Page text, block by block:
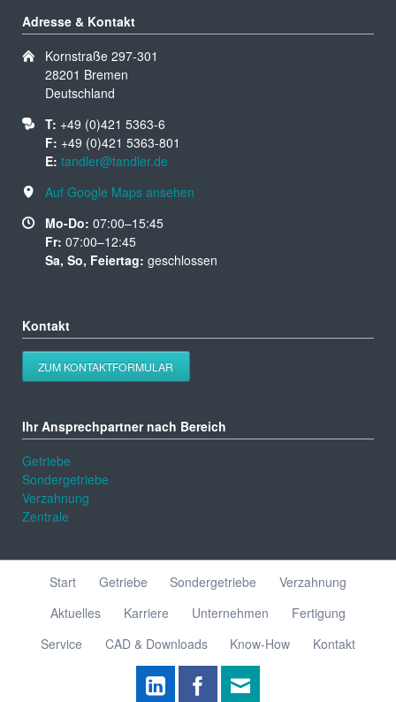
Adresse & Kontakt
Kornstraße 297-301
28201 Bremen
Deutschland
T: +49 (0)421 5363-6
F: +49 (0)421 5363-801
E: tandler@tandler.de
Auf Google Maps ansehen
Mo-Do: 07:00–15:45
Fr: 07:00–12:45
Sa, So, Feiertag: geschlossen
Kontakt
ZUM KONTAKTFORMULAR
Ihr Ansprechpartner nach Bereich
Getriebe
Sondergetriebe
Verzahnung
Zentrale
Navigation
überspringen
Start Getriebe Sondergetriebe
Verzahnung
Aktuelles
Karriere Unternehmen
Fertigung
Service
CAD & Downloads Know-How Kontakt